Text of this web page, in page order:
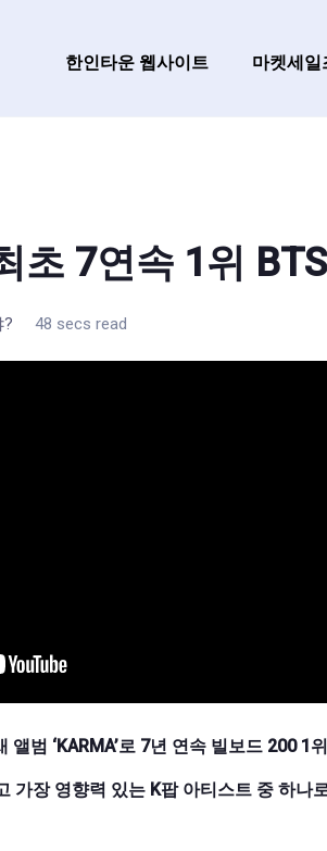
한인타운 웹사이트 마켓세일
초 7연속 1위
? 48 secs read
범 ‘KARMA’로 7년 연속 빌보드 200 1
가장 영향력 있는 K팝 아티스트 중 하나